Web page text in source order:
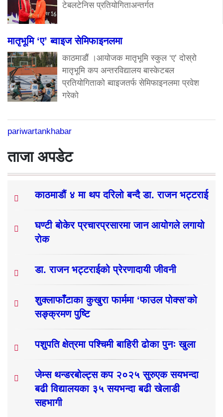
टेबलटेनिस प्रतियोगिताअन्तर्गत
मातृभूमि ‘ए’ ब्वाइज सेमिफाइनलमा
काठमाडौं ।आयोजक मातृभूमि स्कुल ‘ए’ दोस्रो
मातृभूमि कप अन्तरविद्यालय बास्केटबल
प्रतियोगिताको ब्वाइजतर्फ सेमिफाइनलमा प्रवेश
गरेको
pariwartankhabar
ताजा अपडेट
काठमाडौं ४ मा थप दरिलो बन्दै डा. राजन भट्टराई
घण्टी बोकेर प्रचारप्रसारमा जान आयोगले लगायो
रोक
डा. राजन भट्टराईको प्रेरणादायी जीवनी
शुक्लाफाँटाका कुखुरा फार्ममा ‘फाउल पोक्स’को
सङ्क्रमण पुष्टि
पशुपति क्षेत्रमा पश्चिमी बाहिरी ढोका पुनः खुला
जेम्स थन्डरबोल्ट्स कप २०२५ सुरुएक सयभन्दा
बढी विद्यालयका ३५ सयभन्दा बढी खेलाडी
सहभागी